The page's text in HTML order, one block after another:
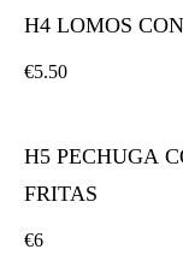
H4 LOMOS
€5.50
H5 PECHUGA
FRITAS
€6